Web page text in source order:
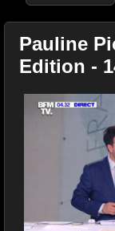
Pauline
Edition -